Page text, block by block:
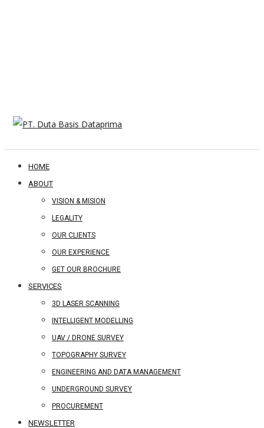
HOME
ABOUT
VISION & MISION
LEGALITY
OUR CLIENTS
OUR EXPERIENCE
GET OUR BROCHURE
SERVICES
3D LASER SCANNING
INTELLIGENT MODELLING
UAV / DRONE SURVEY
TOPOGRAPHY SURVEY
ENGINEERING AND DATA MANAGEMENT
UNDERGROUND SURVEY
PROCUREMENT
NEWSLETTER